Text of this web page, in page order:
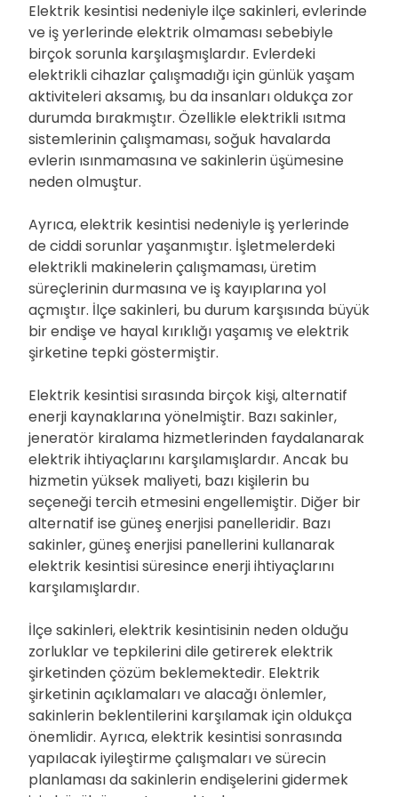
Elektrik kesintisi nedeniyle ilçe sakinleri, evlerinde
ve iş yerlerinde elektrik olmaması sebebiyle
birçok sorunla karşılaşmışlardır. Evlerdeki
elektrikli cihazlar çalışmadığı için günlük yaşam
aktiviteleri aksamış, bu da insanları oldukça zor
durumda bırakmıştır. Özellikle elektrikli ısıtma
sistemlerinin çalışmaması, soğuk havalarda
evlerin ısınmamasına ve sakinlerin üşümesine
neden olmuştur.
Ayrıca, elektrik kesintisi nedeniyle iş yerlerinde
de ciddi sorunlar yaşanmıştır. İşletmelerdeki
elektrikli makinelerin çalışmaması, üretim
süreçlerinin durmasına ve iş kayıplarına yol
açmıştır. İlçe sakinleri, bu durum karşısında büyük
bir endişe ve hayal kırıklığı yaşamış ve elektrik
şirketine tepki göstermiştir.
Elektrik kesintisi sırasında birçok kişi, alternatif
enerji kaynaklarına yönelmiştir. Bazı sakinler,
jeneratör kiralama hizmetlerinden faydalanarak
elektrik ihtiyaçlarını karşılamışlardır. Ancak bu
hizmetin yüksek maliyeti, bazı kişilerin bu
seçeneği tercih etmesini engellemiştir. Diğer bir
alternatif ise güneş enerjisi panelleridir. Bazı
sakinler, güneş enerjisi panellerini kullanarak
elektrik kesintisi süresince enerji ihtiyaçlarını
karşılamışlardır.
İlçe sakinleri, elektrik kesintisinin neden olduğu
zorluklar ve tepkilerini dile getirerek elektrik
şirketinden çözüm beklemektedir. Elektrik
şirketinin açıklamaları ve alacağı önlemler,
sakinlerin beklentilerini karşılamak için oldukça
önemlidir. Ayrıca, elektrik kesintisi sonrasında
yapılacak iyileştirme çalışmaları ve sürecin
planlaması da sakinlerin endişelerini gidermek